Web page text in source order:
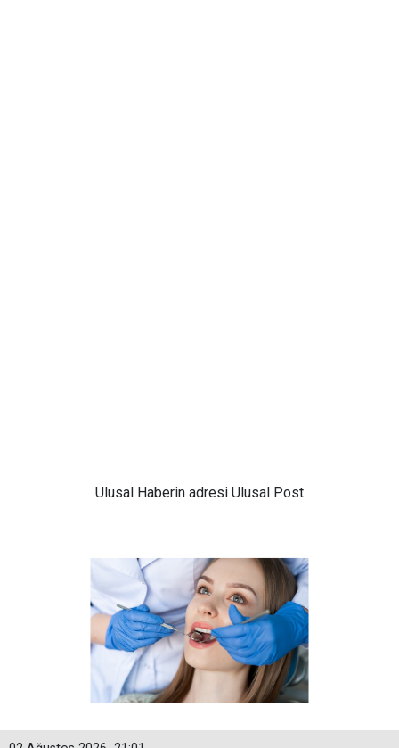
Ulusal Haberin adresi Ulusal Post